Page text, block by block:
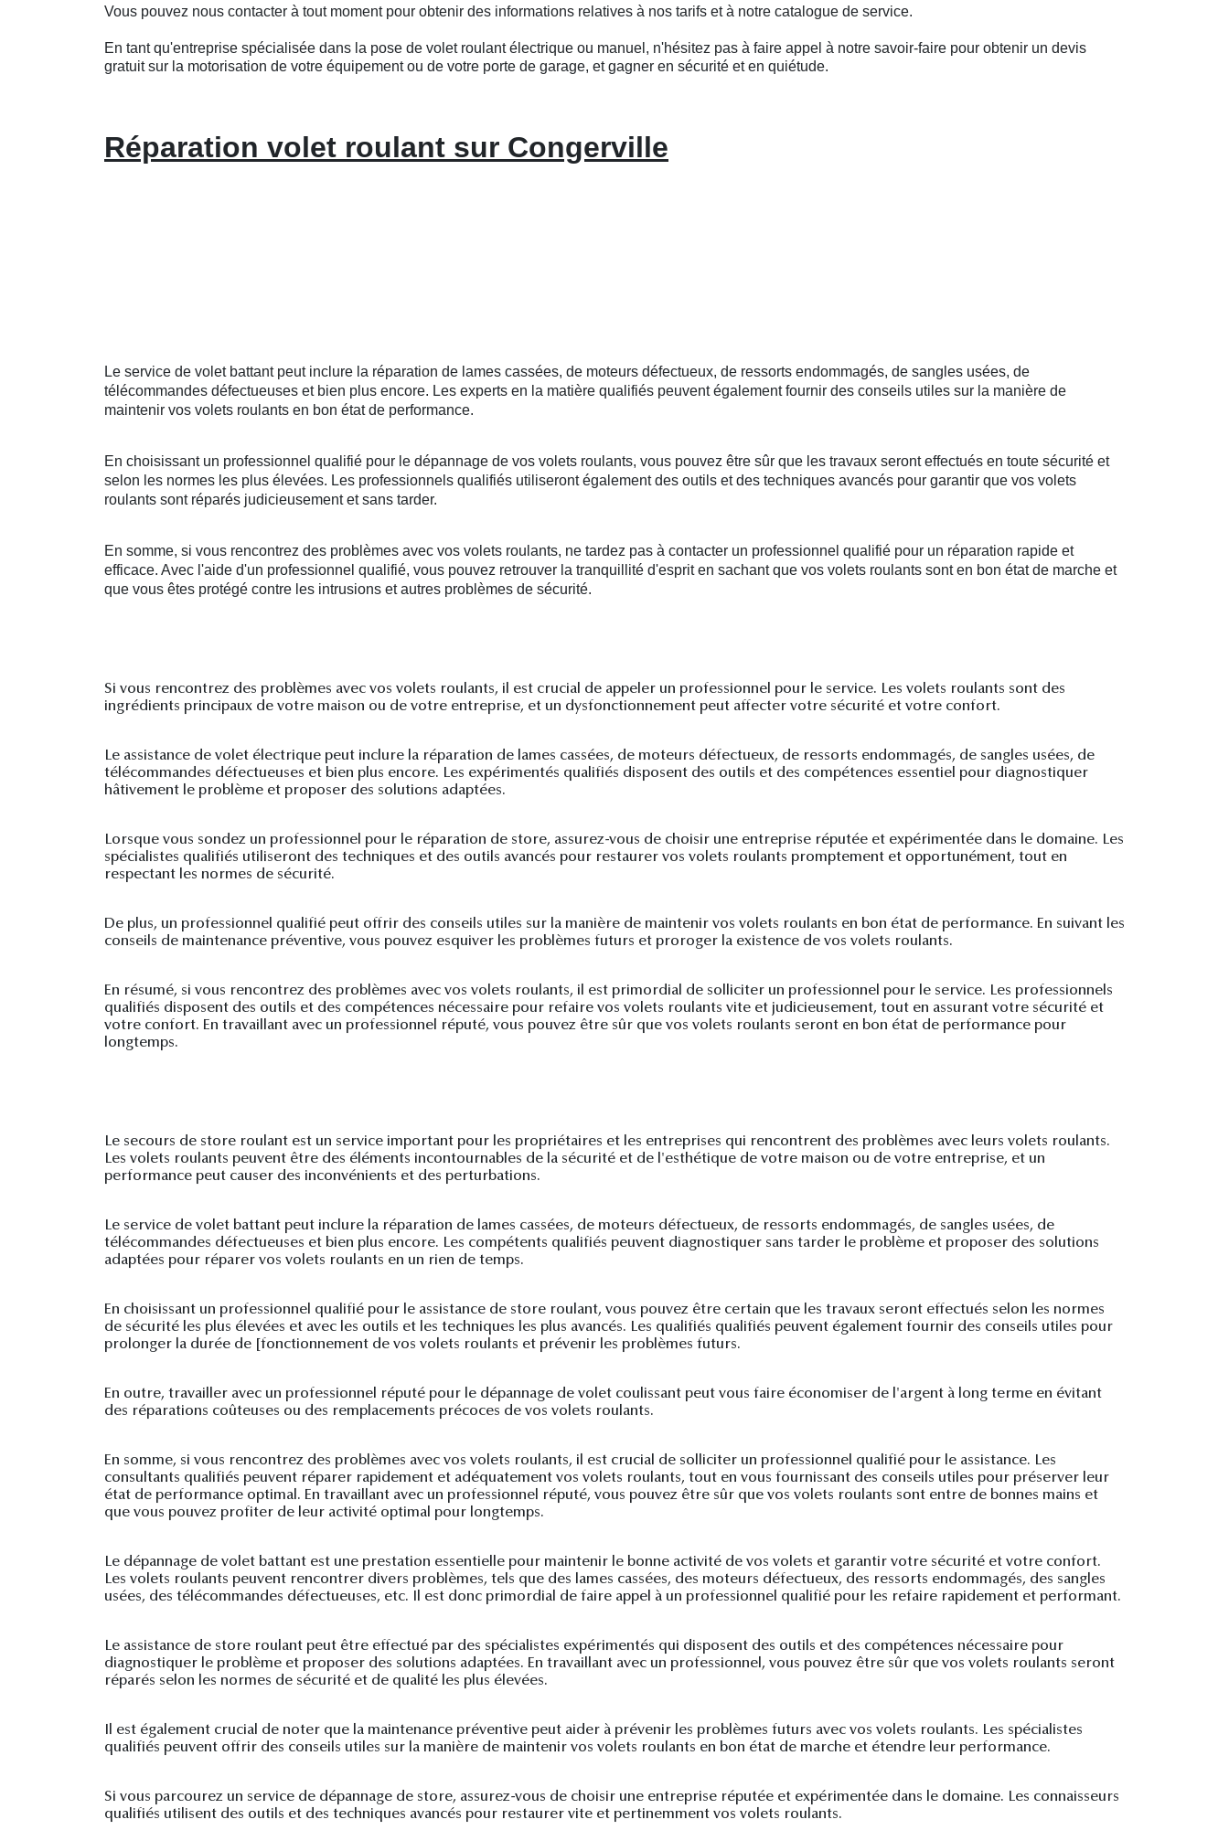
Vous pouvez nous contacter à tout moment pour obtenir des informations relatives à nos tarifs et à notre catalogue de service.
En tant qu'entreprise spécialisée dans la pose de volet roulant électrique ou manuel, n'hésitez pas à faire appel à notre savoir-faire pour obtenir un devis
gratuit sur la motorisation de votre équipement ou de votre porte de garage, et gagner en sécurité et en quiétude.
Réparation volet roulant sur Congerville
Le service de volet battant peut inclure la réparation de lames cassées, de moteurs défectueux, de ressorts endommagés, de sangles usées, de
télécommandes défectueuses et bien plus encore. Les experts en la matière qualifiés peuvent également fournir des conseils utiles sur la manière de
maintenir vos volets roulants en bon état de performance.
En choisissant un professionnel qualifié pour le dépannage de vos volets roulants, vous pouvez être sûr que les travaux seront effectués en toute sécurité et
selon les normes les plus élevées. Les professionnels qualifiés utiliseront également des outils et des techniques avancés pour garantir que vos volets
roulants sont réparés judicieusement et sans tarder.
En somme, si vous rencontrez des problèmes avec vos volets roulants, ne tardez pas à contacter un professionnel qualifié pour un réparation rapide et
efficace. Avec l'aide d'un professionnel qualifié, vous pouvez retrouver la tranquillité d'esprit en sachant que vos volets roulants sont en bon état de marche et
que vous êtes protégé contre les intrusions et autres problèmes de sécurité.
Si vous rencontrez des problèmes avec vos volets roulants, il est crucial de appeler un professionnel pour le service. Les volets roulants sont des
ingrédients principaux de votre maison ou de votre entreprise, et un dysfonctionnement peut affecter votre sécurité et votre confort.
Le assistance de volet électrique peut inclure la réparation de lames cassées, de moteurs défectueux, de ressorts endommagés, de sangles usées, de
télécommandes défectueuses et bien plus encore. Les expérimentés qualifiés disposent des outils et des compétences essentiel pour diagnostiquer
hâtivement le problème et proposer des solutions adaptées.
Lorsque vous sondez un professionnel pour le réparation de store, assurez-vous de choisir une entreprise réputée et expérimentée dans le domaine. Les
spécialistes qualifiés utiliseront des techniques et des outils avancés pour restaurer vos volets roulants promptement et opportunément, tout en
respectant les normes de sécurité.
De plus, un professionnel qualifié peut offrir des conseils utiles sur la manière de maintenir vos volets roulants en bon état de performance. En suivant les
conseils de maintenance préventive, vous pouvez esquiver les problèmes futurs et proroger la existence de vos volets roulants.
En résumé, si vous rencontrez des problèmes avec vos volets roulants, il est primordial de solliciter un professionnel pour le service. Les professionnels
qualifiés disposent des outils et des compétences nécessaire pour refaire vos volets roulants vite et judicieusement, tout en assurant votre sécurité et
votre confort. En travaillant avec un professionnel réputé, vous pouvez être sûr que vos volets roulants seront en bon état de performance pour
longtemps.
Le secours de store roulant est un service important pour les propriétaires et les entreprises qui rencontrent des problèmes avec leurs volets roulants.
Les volets roulants peuvent être des éléments incontournables de la sécurité et de l'esthétique de votre maison ou de votre entreprise, et un
performance peut causer des inconvénients et des perturbations.
Le service de volet battant peut inclure la réparation de lames cassées, de moteurs défectueux, de ressorts endommagés, de sangles usées, de
télécommandes défectueuses et bien plus encore. Les compétents qualifiés peuvent diagnostiquer sans tarder le problème et proposer des solutions
adaptées pour réparer vos volets roulants en un rien de temps.
En choisissant un professionnel qualifié pour le assistance de store roulant, vous pouvez être certain que les travaux seront effectués selon les normes
de sécurité les plus élevées et avec les outils et les techniques les plus avancés. Les qualifiés qualifiés peuvent également fournir des conseils utiles pour
prolonger la durée de [fonctionnement de vos volets roulants et prévenir les problèmes futurs.
En outre, travailler avec un professionnel réputé pour le dépannage de volet coulissant peut vous faire économiser de l'argent à long terme en évitant
des réparations coûteuses ou des remplacements précoces de vos volets roulants.
En somme, si vous rencontrez des problèmes avec vos volets roulants, il est crucial de solliciter un professionnel qualifié pour le assistance. Les
consultants qualifiés peuvent réparer rapidement et adéquatement vos volets roulants, tout en vous fournissant des conseils utiles pour préserver leur
état de performance optimal. En travaillant avec un professionnel réputé, vous pouvez être sûr que vos volets roulants sont entre de bonnes mains et
que vous pouvez profiter de leur activité optimal pour longtemps.
Le dépannage de volet battant est une prestation essentielle pour maintenir le bonne activité de vos volets et garantir votre sécurité et votre confort.
Les volets roulants peuvent rencontrer divers problèmes, tels que des lames cassées, des moteurs défectueux, des ressorts endommagés, des sangles
usées, des télécommandes défectueuses, etc. Il est donc primordial de faire appel à un professionnel qualifié pour les refaire rapidement et performant.
Le assistance de store roulant peut être effectué par des spécialistes expérimentés qui disposent des outils et des compétences nécessaire pour
diagnostiquer le problème et proposer des solutions adaptées. En travaillant avec un professionnel, vous pouvez être sûr que vos volets roulants seront
réparés selon les normes de sécurité et de qualité les plus élevées.
Il est également crucial de noter que la maintenance préventive peut aider à prévenir les problèmes futurs avec vos volets roulants. Les spécialistes
qualifiés peuvent offrir des conseils utiles sur la manière de maintenir vos volets roulants en bon état de marche et étendre leur performance.
Si vous parcourez un service de dépannage de store, assurez-vous de choisir une entreprise réputée et expérimentée dans le domaine. Les connaisseurs
qualifiés utilisent des outils et des techniques avancés pour restaurer vite et pertinemment vos volets roulants.